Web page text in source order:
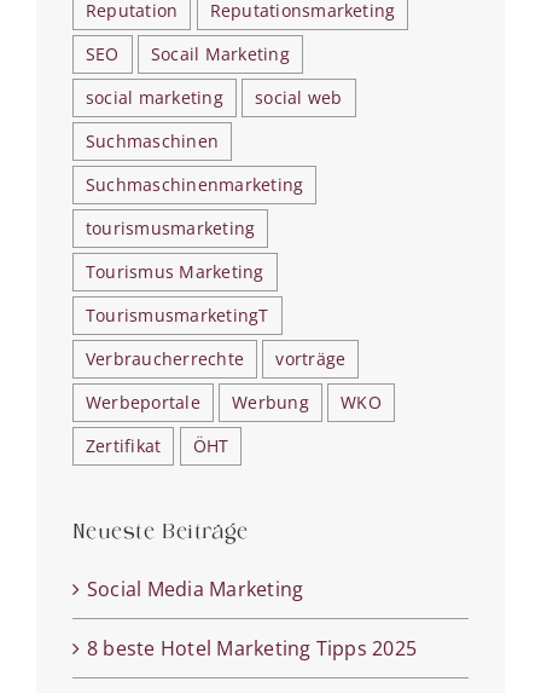
Reputation
Reputationsmarketing
SEO
Socail Marketing
social marketing
social web
Suchmaschinen
Suchmaschinenmarketing
tourismusmarketing
Tourismus Marketing
TourismusmarketingT
Verbraucherrechte
vorträge
Werbeportale
Werbung
WKO
Zertifikat
ÖHT
Neueste Beiträge
Social Media Marketing
8 beste Hotel Marketing Tipps 2025